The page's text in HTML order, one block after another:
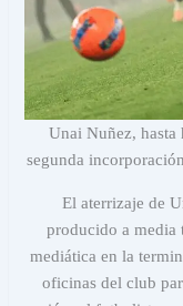
Unai Nuñez, hasta
segunda
El aterrizaje de
producido a media
mediática en la
oficinas del club